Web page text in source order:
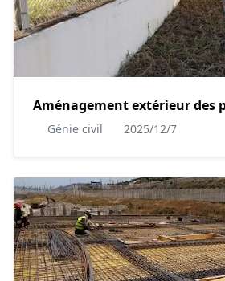
Aménagement extérieur des
Génie civil 2025/12/7